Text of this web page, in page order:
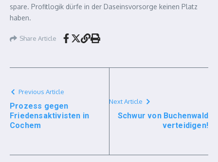
spare. Profitlogik dürfe in der Daseinsvorsorge keinen Platz
haben.
Share Article
Previous Article
Prozess gegen
Friedensaktivisten in
Cochem
Next Article
Schwur von Buchenwald
verteidigen!